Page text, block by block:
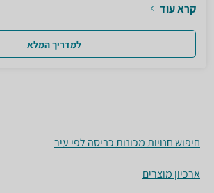
קרא עוד
למדריך המלא
חיפוש חנויות מכונות כביסה לפי עיר
ארכיון מוצרים